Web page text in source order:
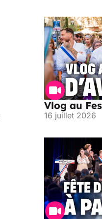
Vlog au
16 juillet 2026